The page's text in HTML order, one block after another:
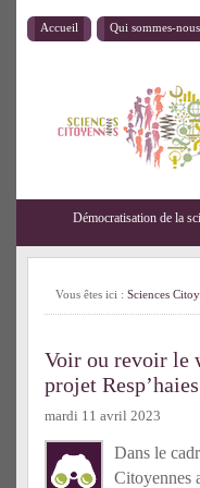
Accueil Qui sommes-
Démocratisation de la
Vous êtes ici : Sciences
Voir ou revoir le
projet Resp’haies
mardi 11 avril 2023
Dans le
Citoyennes